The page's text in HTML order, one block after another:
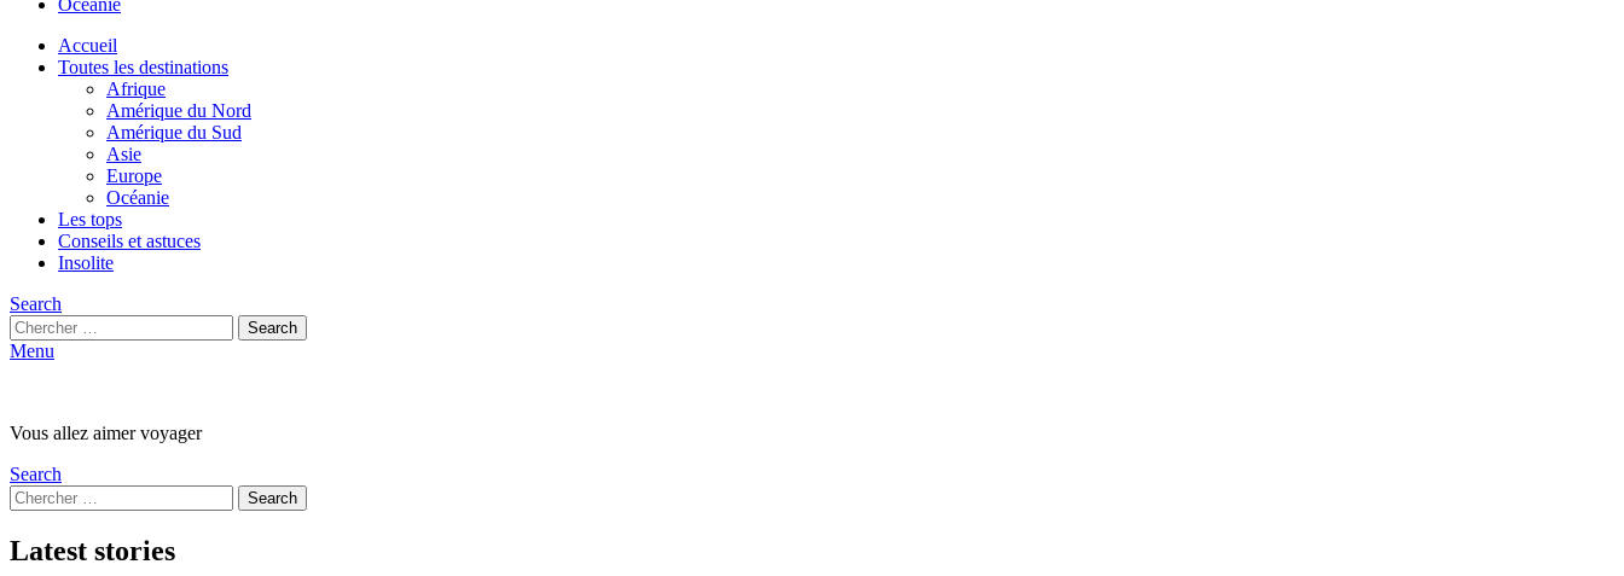
Océanie
Accueil
Toutes les destinations
Afrique
Amérique du Nord
Amérique du Sud
Asie
Europe
Océanie
Les tops
Conseils et astuces
Insolite
Search
Search
for:
Search
Menu
Vous allez aimer voyager
Search
Search
for:
Search
Latest stories